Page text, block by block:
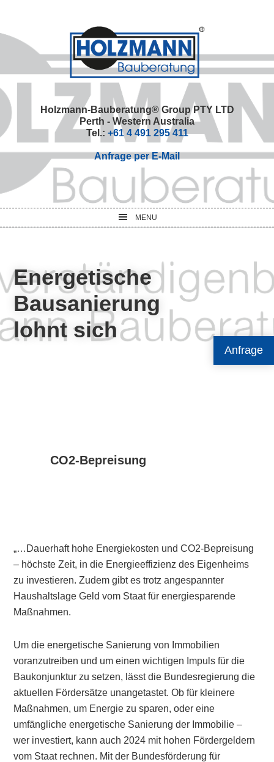
Anfrage
primary
navigation
main
primary
footer
Holzmann-Bauberatung® Group PTY LTD
Perth - Western Australia
Tel.: +61 4 491 295 411
Anfrage per E-Mail
MENU
Energetische
Bausanierung
lohnt sich
CO2-Bepreisung
„…Dauerhaft hohe Energiekosten und CO2-Bepreisung
– höchste Zeit, in die Energieeffizienz des Eigenheims
zu investieren. Zudem gibt es trotz angespannter
Haushaltslage Geld vom Staat für energiesparende
Maßnahmen.
Um die energetische Sanierung von Immobilien
voranzutreiben und um einen wichtigen Impuls für die
Baukonjunktur zu setzen, lässt die Bundesregierung die
aktuellen Fördersätze unangetastet. Ob für kleinere
Maßnahmen, um Energie zu sparen, oder eine
umfängliche energetische Sanierung der Immobilie –
wer investiert, kann auch 2024 mit hohen Fördergeldern
vom Staat rechnen. Mit der Bundesförderung für